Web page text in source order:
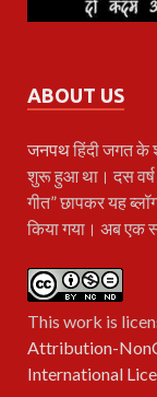
ABOUT US
जनपथहिंदी जगत के
शुरू हुआ था। दस
गीत” छापकर यह
किया गया। अब एक
This work is
Attribution-
International